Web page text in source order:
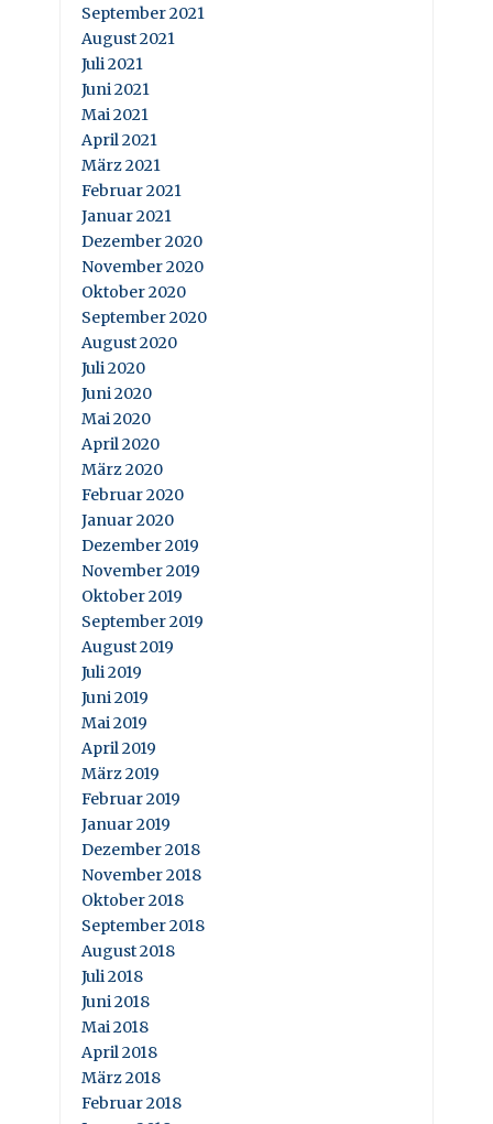
September 2021
August 2021
Juli 2021
Juni 2021
Mai 2021
April 2021
März 2021
Februar 2021
Januar 2021
Dezember 2020
November 2020
Oktober 2020
September 2020
August 2020
Juli 2020
Juni 2020
Mai 2020
April 2020
März 2020
Februar 2020
Januar 2020
Dezember 2019
November 2019
Oktober 2019
September 2019
August 2019
Juli 2019
Juni 2019
Mai 2019
April 2019
März 2019
Februar 2019
Januar 2019
Dezember 2018
November 2018
Oktober 2018
September 2018
August 2018
Juli 2018
Juni 2018
Mai 2018
April 2018
März 2018
Februar 2018